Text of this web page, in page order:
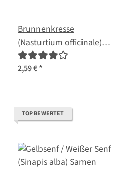
Brunnenkresse
(Nasturtium officinale)
Samen
2,59 €*
TOP BEWERTET